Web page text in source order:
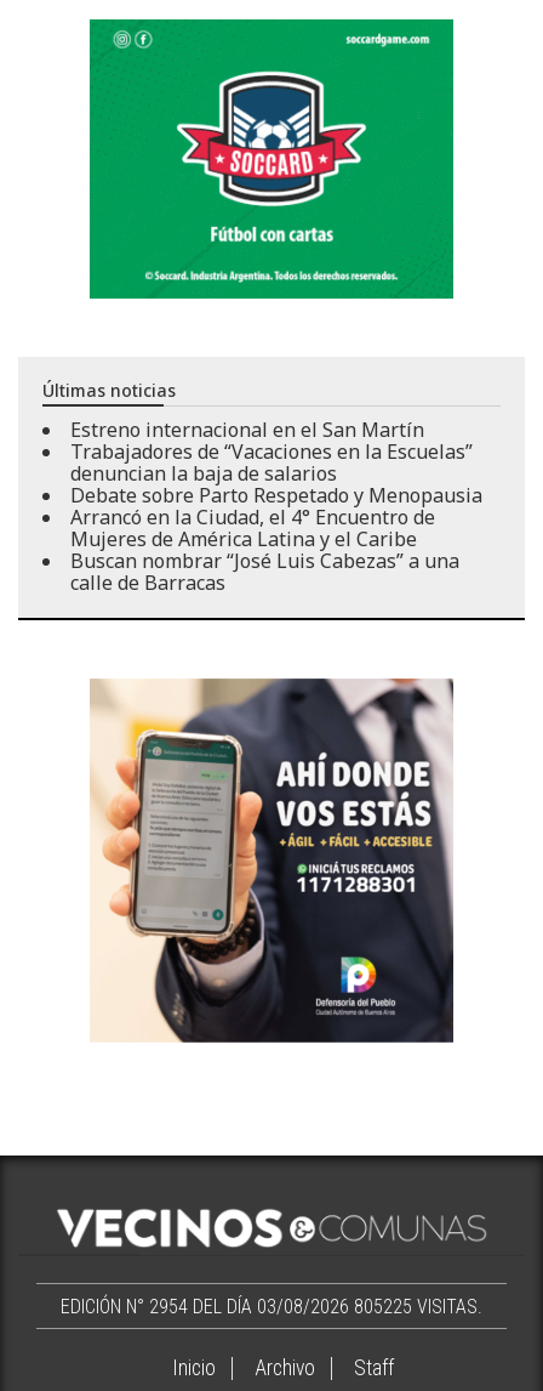
Últimas noticias
Estreno internacional en el San Martín
Trabajadores de “Vacaciones en la Escuelas”
denuncian la baja de salarios
Debate sobre Parto Respetado y Menopausia
Arrancó en la Ciudad, el 4° Encuentro de
Mujeres de América Latina y el Caribe
Buscan nombrar “José Luis Cabezas” a una
calle de Barracas
EDICIÓN N° 2954 DEL DÍA 03/08/2026 805225 VISITAS.
Inicio Archivo Staff